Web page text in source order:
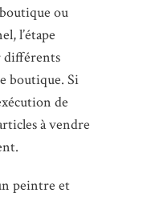
ou
l’étape
différents
boutique. Si
de
à vendre
peintre et